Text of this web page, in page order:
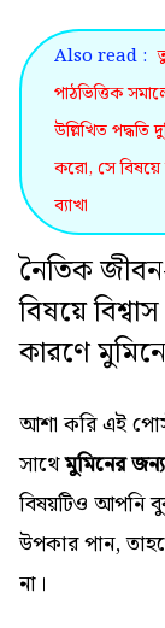
Also read :
পাঠভিত্তিক
উল্লিখিত
করো, সে
ব্যাখা
নৈতিক
বিষয়ে
কারণে
আশা করি এই
সাথেমুমিনের
বিষয়টিও আপনি
উপকার পান,
না।